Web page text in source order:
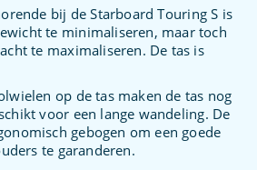
bij de Starboard Touring S is
te minimaliseren, maar toch
te maximaliseren. De tas is
op de tas maken de tas nog
voor een lange wandeling. De
gebogen om een ​​goede
te garanderen.